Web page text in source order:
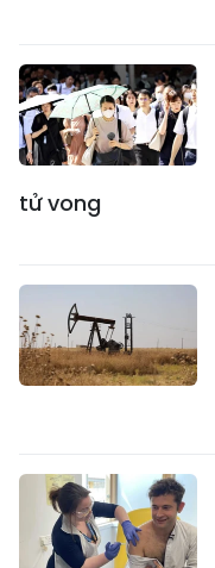
tử vong